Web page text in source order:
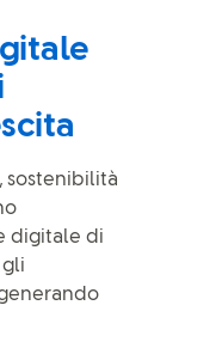
sostenibilità
digitale di